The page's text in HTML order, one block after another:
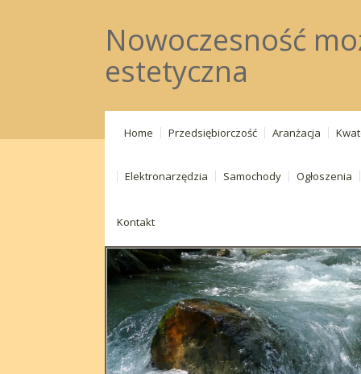
Nowoczesność
estetyczna
Home Przedsiębiorczość Aranżacja
Elektronarzędzia Samochody Ogłoszenia
Kontakt